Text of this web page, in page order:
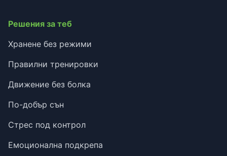
Решения за теб
Хранене без режими
Правилни тренировки
Движение без болка
По-добър сън
Стрес под контрол
Емоционална подкрепа